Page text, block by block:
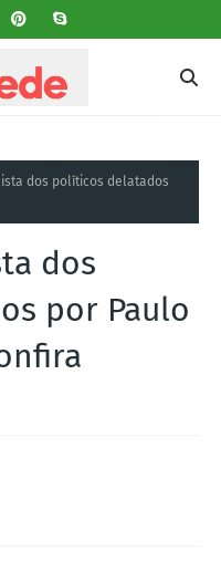
dos políticos delatados
dos
por Paulo